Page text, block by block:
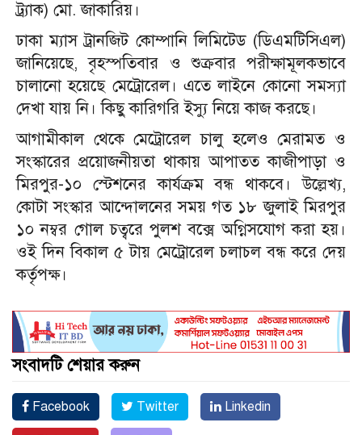
ট্র্যাক) মো. জাকারিয়।
ঢাকা ম্যাস ট্রানজিট কোম্পানি লিমিটেড (ডিএমটিসিএল)
জানিয়েছে, বৃহস্পতিবার ও শুক্রবার পরীক্ষামূলকভাবে
চালানো হয়েছে মেট্রোরেল। এতে লাইনে কোনো সমস্যা
দেখা যায় নি। কিছু কারিগরি ইস্যু নিয়ে কাজ করছে।
আগামীকাল থেকে মেট্রোরেল চালু হলেও মেরামত ও
সংস্কারের প্রয়োজনীয়তা থাকায় আপাতত কাজীপাড়া ও
মিরপুর-১০ স্টেশনের কার্যক্রম বন্ধ থাকবে। উল্লেখ্য,
কোটা সংস্কার আন্দোলনের সময় গত ১৮ জুলাই মিরপুর
১০ নম্বর গোল চত্বরে পুলশ বক্সে অগ্নিসযোগ করা হয়।
ওই দিন বিকাল ৫ টায় মেট্রোরেল চলাচল বন্ধ করে দেয়
কর্তৃপক্ষ।
সংবাদটি শেয়ার করুন
Facebook Twitter Linkedin